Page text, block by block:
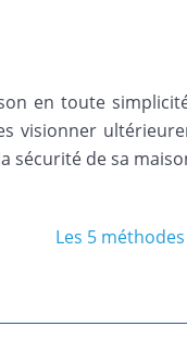
en toute
visionner
sécurité de sa
Les 5